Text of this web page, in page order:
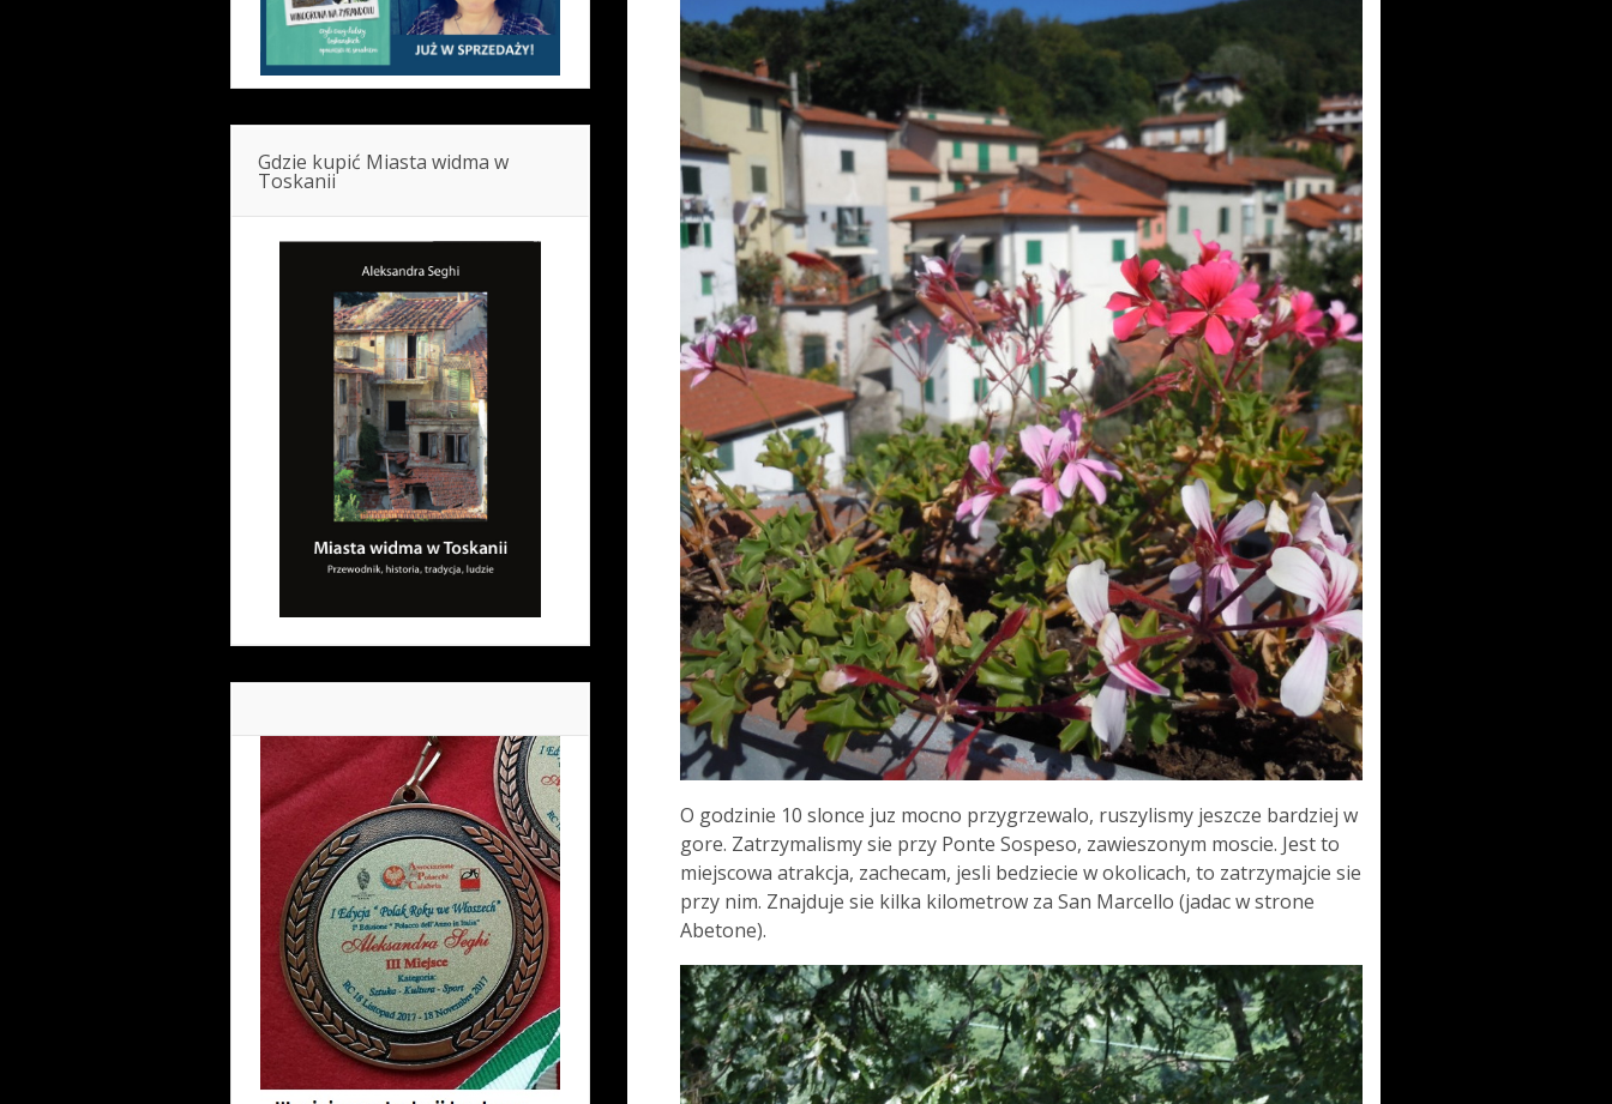
O godzinie 10 slonce juz mocno przygrzewalo, ruszylismy jeszcze bardziej w
gore. Zatrzymalismy sie przy Ponte Sospeso, zawieszonym moscie. Jest to
miejscowa atrakcja, zachecam, jesli bedziecie w okolicach, to zatrzymajcie sie
przy nim. Znajduje sie kilka kilometrow za San Marcello (jadac w strone
Abetone).
Gdzie kupić Miasta widma w
Toskanii